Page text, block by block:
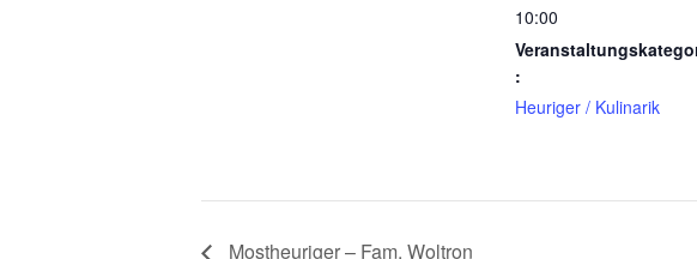
10:00
:
Heuriger / Kulinarik
Mostheuriger – Fam. Woltron